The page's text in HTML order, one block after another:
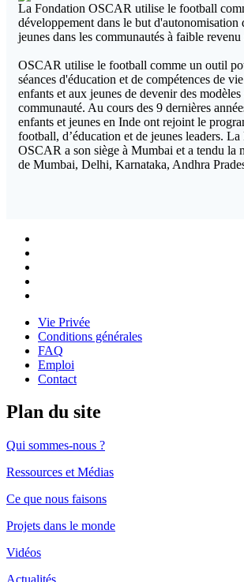
La Fondation OSCAR utilise le football
développement dans le but d'autonomisation
jeunes dans les communautés à faible revenu
OSCAR utilise le football comme un outil
séances d'éducation et de compétences de
enfants et aux jeunes de devenir des
communauté. Au cours des 9 dernières
enfants et jeunes en Inde ont rejoint le
football, d’éducation et de jeunes leaders. La
OSCAR a son siège à Mumbai et a tendu la
de Mumbai, Delhi, Karnataka, Andhra
Youtube
on
Facebook
Vie Privée
Conditions générales
FAQ
Emploi
Contact
Plan du site
Qui sommes-nous ?
Ressources et Médias
Ce que nous faisons
Projets dans le monde
Vidéos